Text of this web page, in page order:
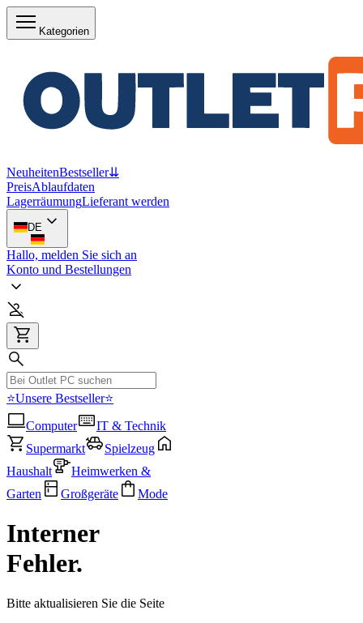
Kategorien
NeuheitenBestseller⇊
PreisAblaufdaten
LagerräumungLieferant werden
DE
Hallo, melden Sie sich an
Konto und Bestellungen
⭐Unsere Bestseller⭐
Computer
IT & Technik
Supermarkt
Spielzeug
Haushalt
Heimwerken &
Garten
Großgeräte Mode
Interner
Fehler.
Bitte aktualisieren Sie die Seite